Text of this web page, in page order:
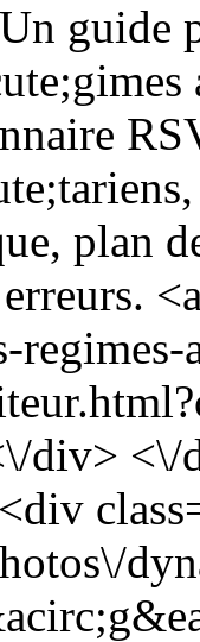
guide
plan
div> <\/